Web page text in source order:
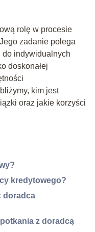
rolę w procesie
zadanie polega
do indywidualnych
doskonałej
kim jest
oraz jakie korzyści
kredytowego?
doradca
z doradcą